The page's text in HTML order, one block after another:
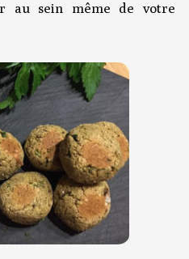
au sein même de votre